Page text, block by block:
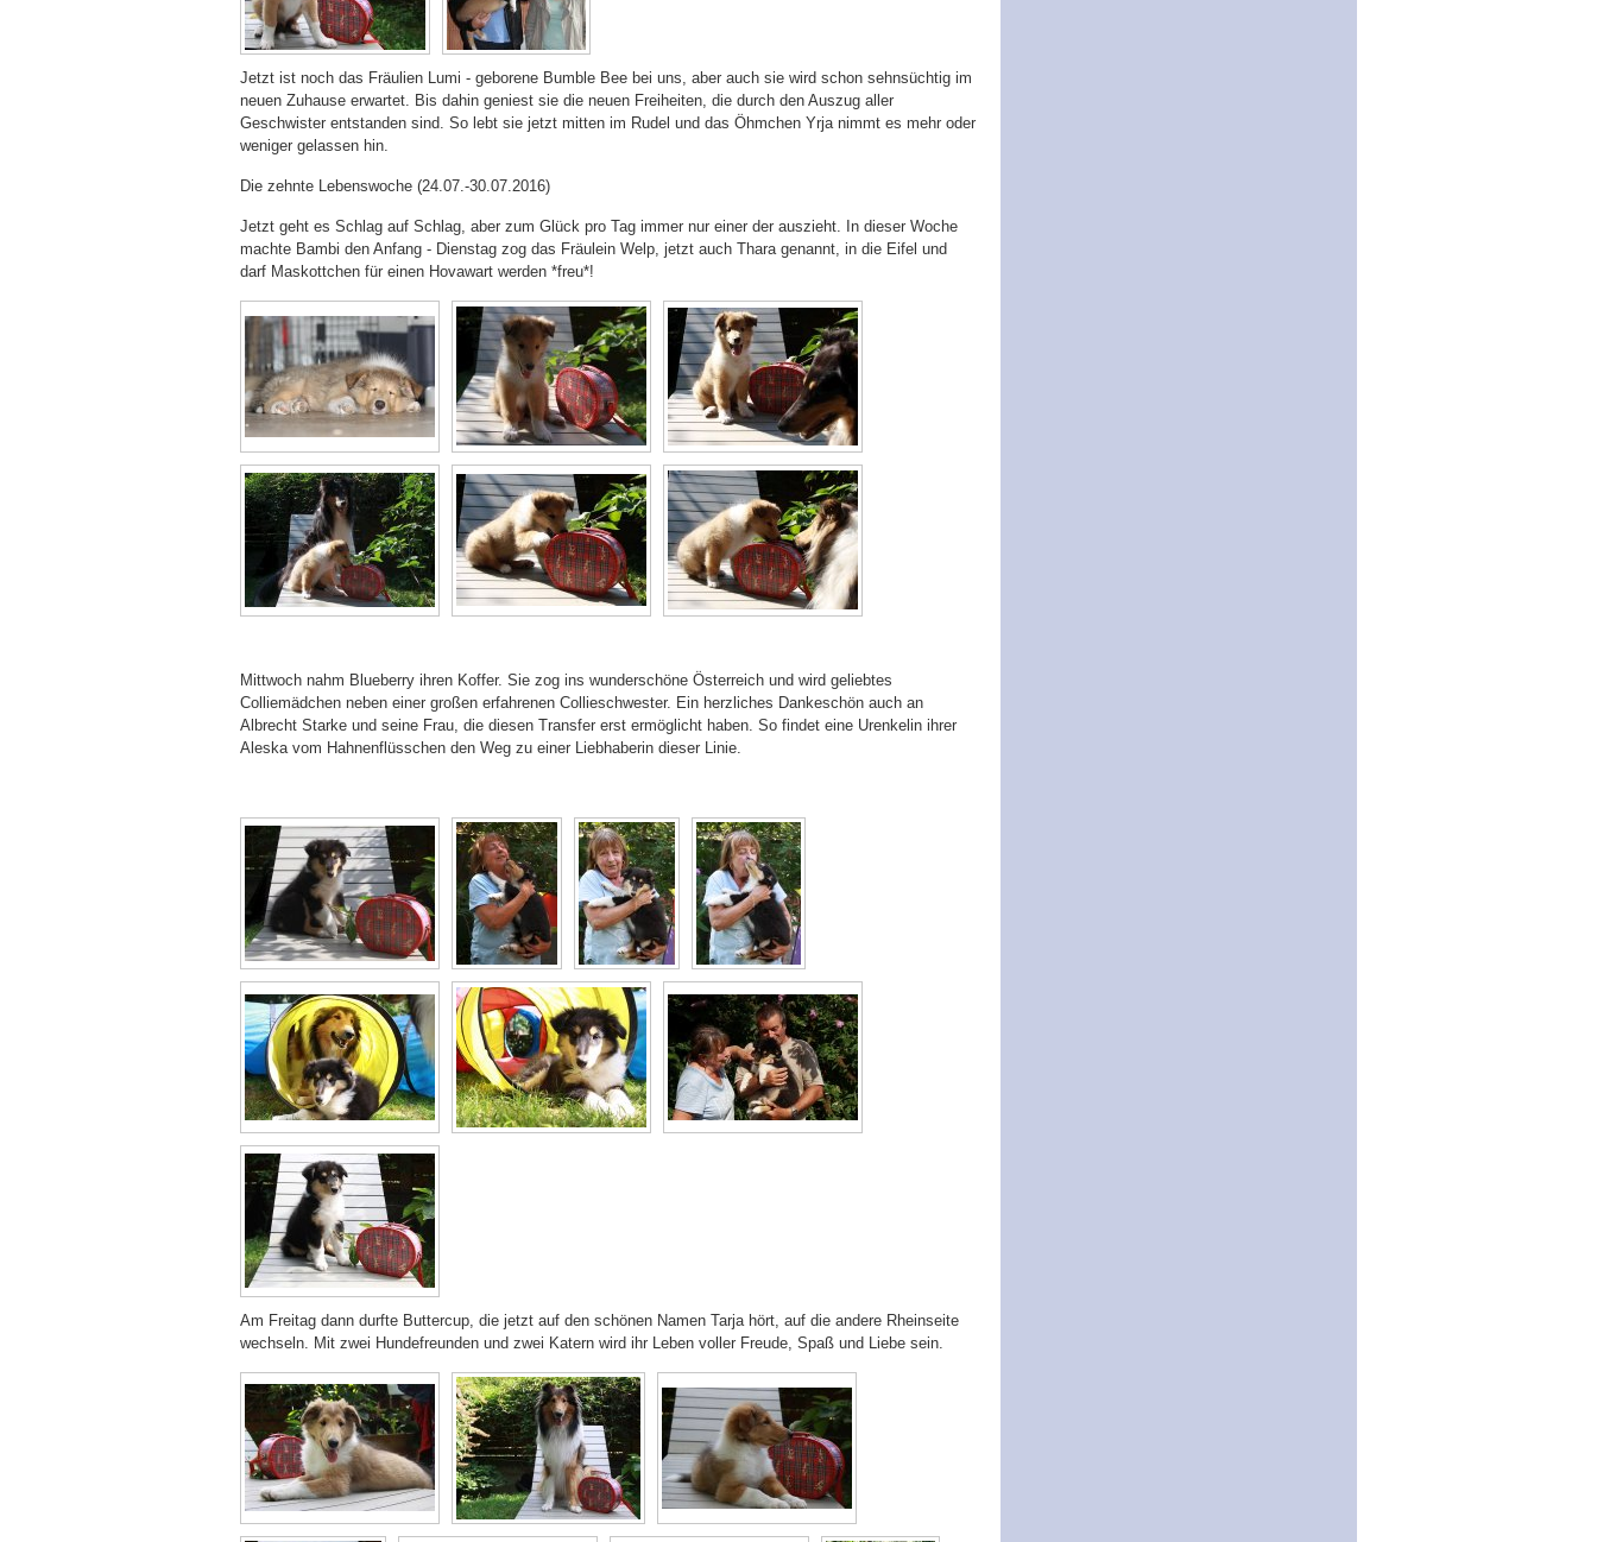
Jetzt ist noch das Fräulien Lumi - geborene Bumble Bee bei uns, aber auch sie wird schon sehnsüchtig im
neuen Zuhause erwartet. Bis dahin geniest sie die neuen Freiheiten, die durch den Auszug aller
Geschwister entstanden sind. So lebt sie jetzt mitten im Rudel und das Öhmchen Yrja nimmt es mehr oder
weniger gelassen hin.
Die zehnte Lebenswoche (24.07.-30.07.2016)
Jetzt geht es Schlag auf Schlag, aber zum Glück pro Tag immer nur einer der auszieht. In dieser Woche
machte Bambi den Anfang - Dienstag zog das Fräulein Welp, jetzt auch Thara genannt, in die Eifel und
darf Maskottchen für einen Hovawart werden *freu*!
Mittwoch nahm Blueberry ihren Koffer. Sie zog ins wunderschöne Österreich und wird geliebtes
Colliemädchen neben einer großen erfahrenen Collieschwester. Ein herzliches Dankeschön auch an
Albrecht Starke und seine Frau, die diesen Transfer erst ermöglicht haben. So findet eine Urenkelin ihrer
Aleska vom Hahnenflüsschen den Weg zu einer Liebhaberin dieser Linie.
Am Freitag dann durfte Buttercup, die jetzt auf den schönen Namen Tarja hört, auf die andere Rheinseite
wechseln. Mit zwei Hundefreunden und zwei Katern wird ihr Leben voller Freude, Spaß und Liebe sein.